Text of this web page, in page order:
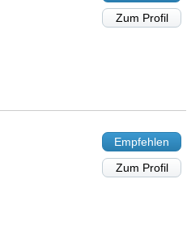
Zum Profil
Empfehlen
Zum Profil